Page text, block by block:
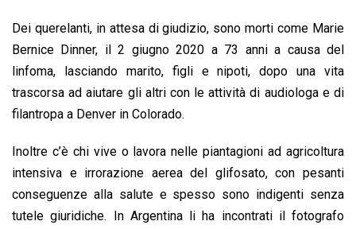
Dei querelanti, in attesa di giudizio, sono morti come Marie
Bernice Dinner, il 2 giugno 2020 a 73 anni a causa del
linfoma, lasciando marito, figli e nipoti, dopo una vita
trascorsa ad aiutare gli altri con le attività di audiologa e di
filantropa a Denver in Colorado.
Inoltre c’è chi vive o lavora nelle piantagioni ad agricoltura
intensiva e irrorazione aerea del glifosato, con pesanti
conseguenze alla salute e spesso sono indigenti senza
tutele giuridiche. In Argentina li ha incontrati il fotografo